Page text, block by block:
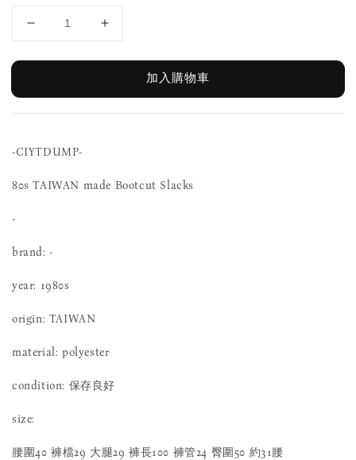
加入購物車
-CIYTDUMP-
80s TAIWAN made Bootcut Slacks
-
brand: -
year: 1980s
origin: TAIWAN
material: polyester
condition: 保存良好
size:
腰圍40 褲檔29 大腿29 褲長100 褲管24 臀圍50 約31腰